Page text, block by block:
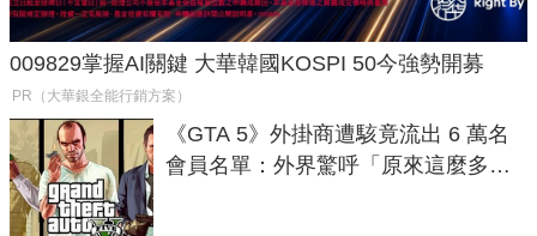
009829掌握AI關鍵 大華韓國KOSPI 50今強勢開募
PR（大華銀全能行銷方案）
《GTA 5》外掛商遭駭竟流出 6 萬名
會員名單：外界驚呼「原來這麼多人